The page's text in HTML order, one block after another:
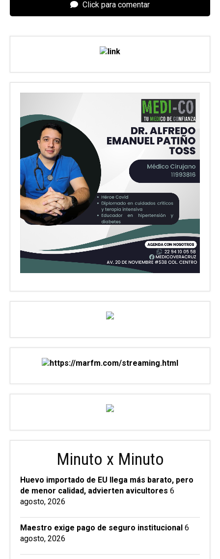
Click para comentar
Minuto x Minuto
Huevo importado de EU llega más barato, pero
de menor calidad, advierten avicultores 6
agosto, 2026
Maestro exige pago de seguro institucional 6
agosto, 2026